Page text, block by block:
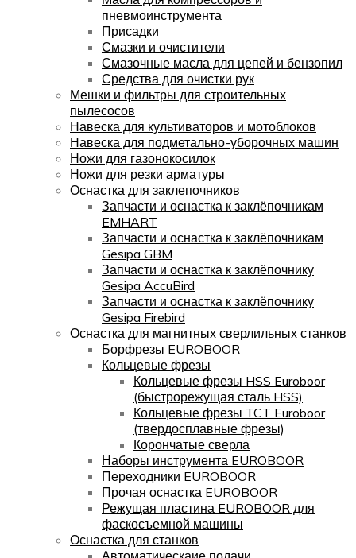
пневмоинструмента
Присадки
Смазки и очистители
Смазочные масла для цепей и бензопил
Средства для очистки рук
Мешки и фильтры для строительных
пылесосов
Навеска для культиваторов и мотоблоков
Навеска для подметально-уборочных машин
Ножи для газонокосилок
Ножи для резки арматуры
Оснастка для заклепочников
Запчасти и оснастка к заклёпочникам
EMHART
Запчасти и оснастка к заклёпочникам
Gesipa GBM
Запчасти и оснастка к заклёпочнику
Gesipa AccuBird
Запчасти и оснастка к заклёпочнику
Gesipa Firebird
Оснастка для магнитных сверлильных станков
Борфрезы EUROBOOR
Кольцевые фрезы
Кольцевые фрезы HSS Euroboor
(быстрорежущая сталь HSS)
Кольцевые фрезы TCT Euroboor
(твердосплавные фрезы)
Корончатые сверла
Наборы инструмента EUROBOOR
Переходники EUROBOOR
Прочая оснастка EUROBOOR
Режущая пластина EUROBOOR для
фаскосъемной машины
Оснастка для станков